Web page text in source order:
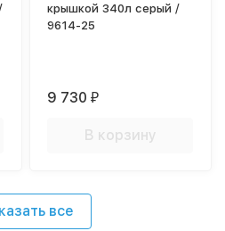
крышкой 340л серый /
9614-25
9 730₽
В корзину
все